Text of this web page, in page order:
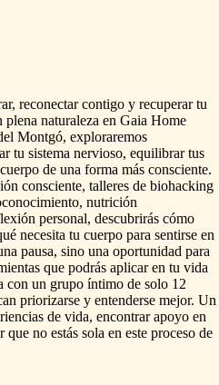
reconectar contigo y recuperar tu
plena naturaleza en Gaia Home
Montgó, exploraremos
tu sistema nervioso, equilibrar tus
cuerpo de una forma más consciente.
consciente, talleres de biohacking
nutrición
personal, descubrirás cómo
necesita tu cuerpo para sentirse en
pausa, sino una oportunidad para
que podrás aplicar en tu vida
con un grupo íntimo de solo 12
priorizarse y entenderse mejor. Un
de vida, encontrar apoyo en
que no estás sola en este proceso de